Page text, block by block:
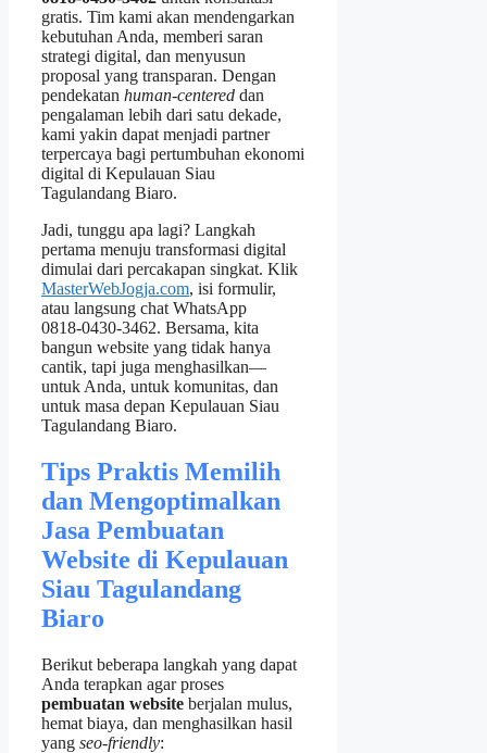
gratis. Tim kami akan mendengarkan
kebutuhan Anda, memberi saran
strategi digital, dan menyusun
proposal yang transparan. Dengan
pendekatan human‑centered dan
pengalaman lebih dari satu dekade,
kami yakin dapat menjadi partner
terpercaya bagi pertumbuhan ekonomi
digital di Kepulauan Siau
Tagulandang Biaro.
Jadi, tunggu apa lagi? Langkah
pertama menuju transformasi digital
dimulai dari percakapan singkat. Klik
MasterWebJogja.com, isi formulir,
atau langsung chat WhatsApp
0818‑0430‑3462. Bersama, kita
bangun website yang tidak hanya
cantik, tapi juga menghasilkan—
untuk Anda, untuk komunitas, dan
untuk masa depan Kepulauan Siau
Tagulandang Biaro.
Tips Praktis Memilih
dan Mengoptimalkan
Jasa Pembuatan
Website di Kepulauan
Siau Tagulandang
Biaro
Berikut beberapa langkah yang dapat
Anda terapkan agar proses
pembuatan website berjalan mulus,
hemat biaya, dan menghasilkan hasil
yang seo‑friendly: